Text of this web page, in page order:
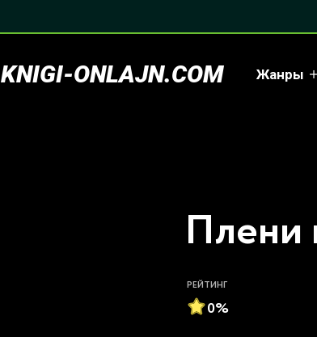
KNIGI-ONLAJN.COM Жанры
Плени
РЕЙТИНГ
0%